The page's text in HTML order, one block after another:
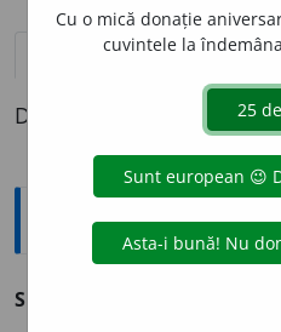
definiții (1)
Definiția cu ID-ul 210310:
Sinonime
SMOL
Cu o mică donație
cuvintele la